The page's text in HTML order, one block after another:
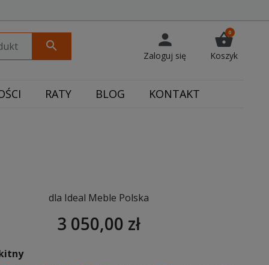
search person
Zaloguj się
shopping_basket
0
Koszyk
RATY BLOG KONTAKT
dla Ideal Meble Polska
3 050,00 zł